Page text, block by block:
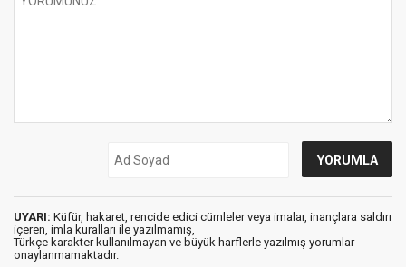
UYARI: Küfür, hakaret, rencide edici cümleler veya imalar, inançlara saldırı
içeren, imla kuralları ile yazılmamış,
Türkçe karakter kullanılmayan ve büyük harflerle yazılmış yorumlar
onaylanmamaktadır.